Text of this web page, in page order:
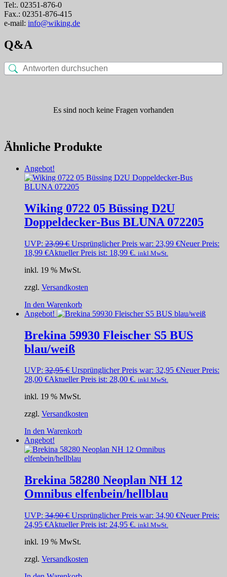
Tel:. 02351-876-0
Fax.: 02351-876-415
e-mail: info@wiking.de
Q&A
Es sind noch keine Fragen vorhanden
Ähnliche Produkte
Angebot!
Wiking 0722 05 Büssing D2U
Doppeldecker-Bus BLUNA 072205
UVP: 23,99€ Ursprünglicher Preis war: 23,99 €Neuer Preis:
18,99 €Aktueller Preis ist: 18,99 €. inkl.MwSt.
inkl. 19 % MwSt.
zzgl. Versandkosten
In den Warenkorb
Angebot!
Brekina 59930 Fleischer S5 BUS
blau/weiß
UVP: 32,95€ Ursprünglicher Preis war: 32,95 €Neuer Preis:
28,00 €Aktueller Preis ist: 28,00 €. inkl.MwSt.
inkl. 19 % MwSt.
zzgl. Versandkosten
In den Warenkorb
Angebot!
Brekina 58280 Neoplan NH 12
Omnibus elfenbein/hellblau
UVP: 34,90€ Ursprünglicher Preis war: 34,90 €Neuer Preis:
24,95 €Aktueller Preis ist: 24,95 €. inkl.MwSt.
inkl. 19 % MwSt.
zzgl. Versandkosten